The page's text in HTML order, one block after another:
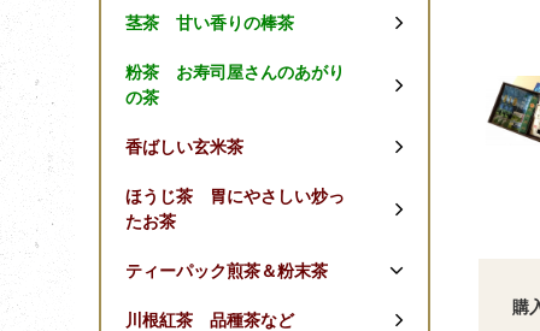
購
茎茶 甘い香りの棒茶
粉茶 お寿司屋さんのあがり
の茶
香ばしい玄米茶
ほうじ茶 胃にやさしい炒っ
たお茶
ティーパック煎茶＆粉末茶
川根紅茶 品種茶など